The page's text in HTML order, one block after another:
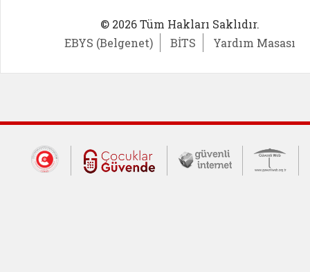
© 2026 Tüm Hakları Saklıdır.
EBYS (Belgenet)
BİTS Yardım Masası
Dış Bağlantılar
Cumhurbaşkanlığı İletişim Merkezi
Çocuklar Güvende (yeni
Güvenli